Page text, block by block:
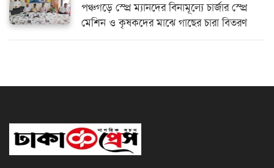
পঞ্চগড়ে স্প্রে ম্যানদের বিনামূল্যে চার্জার স্প্রে
মেশিন ও কৃষকদের মাঝে গাছের চারা বিতরণ